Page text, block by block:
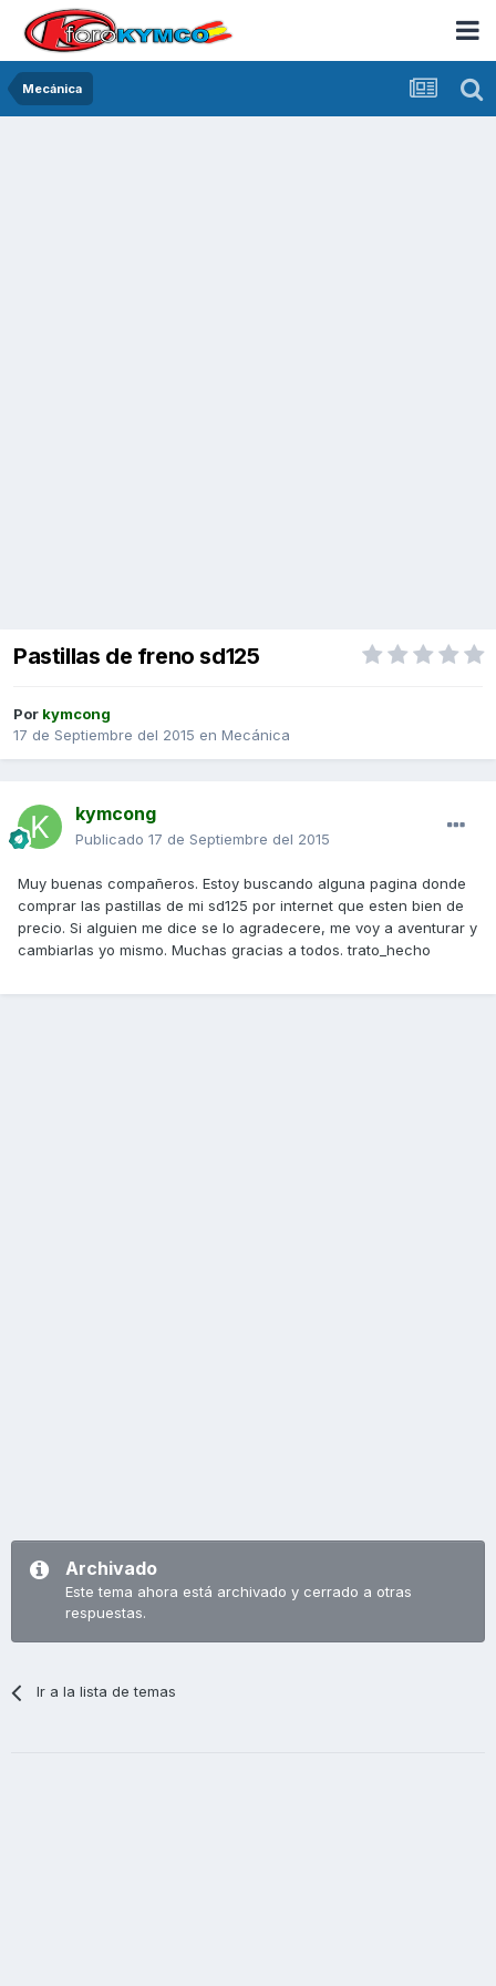
Mecánica
Pastillas de freno sd125
Por kymcong
17 de Septiembre del 2015 en Mecánica
kymcong
Publicado 17 de Septiembre del 2015
Muy buenas compañeros. Estoy buscando alguna pagina donde
comprar las pastillas de mi sd125 por internet que esten bien de
precio. Si alguien me dice se lo agradecere, me voy a aventurar y
cambiarlas yo mismo. Muchas gracias a todos. trato_hecho
Archivado
Este tema ahora está archivado y cerrado a otras
respuestas.
Ir a la lista de temas